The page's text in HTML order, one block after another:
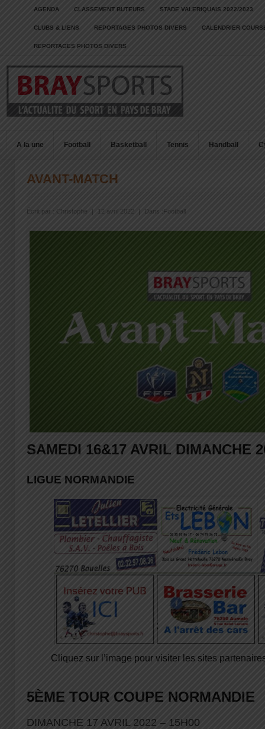
AGENDA CLASSEMENT BUTEURS STADE VALERIQUAIS 2022/2023
CLUBS & LIENS REPORTAGES PHOTOS DIVERS CALENDRIER
REPORTAGES PHOTOS DIVERS
A la une Football Basketball Tennis Handball
AVANT-MATCH
Écrit par : Christophe 12 avril 2022 Dans : Football
SAMEDI 16&17 AVRIL DIMANCHE
LIGUE NORMANDIE
Cliquez sur l’image pour visiter les sites
5ÈME TOUR COUPE NORMANDIE
DIMANCHE 17 AVRIL 2022 – 15H00